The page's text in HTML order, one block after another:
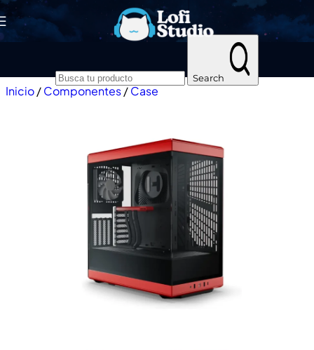
Skip to navigation Skip to main content
Search
Inicio/Componentes/Case